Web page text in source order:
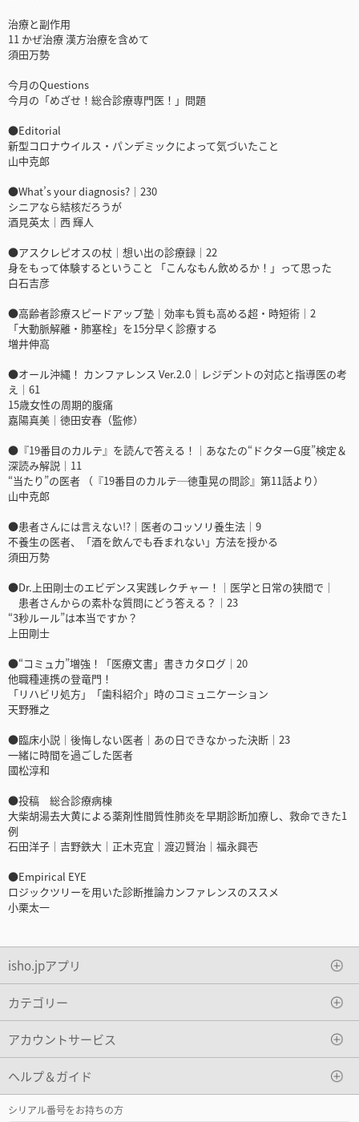
治療と副作用
11 かぜ治療 漢方治療を含めて
須田万勢
今月のQuestions
今月の「めざせ！総合診療専門医！」問題
●Editorial
新型コロナウイルス・パンデミックによって気づいたこと
山中克郎
●What’s your diagnosis?｜230
シニアなら結核だろうが
酒見英太｜西 輝人
●アスクレピオスの杖｜想い出の診療録｜22
身をもって体験するということ 「こんなもん飲めるか！」って思った
白石吉彦
●高齢者診療スピードアップ塾｜効率も質も高める超・時短術｜2
「大動脈解離・肺塞栓」を15分早く診療する
増井伸高
●オール沖縄！ カンファレンス Ver.2.0｜レジデントの対応と指導医の考
え｜61
15歳女性の周期的腹痛
嘉陽真美｜徳田安春（監修）
●『19番目のカルテ』を読んで答える！｜あなたの“ドクターG度”検定＆
深読み解説｜11
“当たり”の医者 （『19番目のカルテ─徳重晃の問診』第11話より）
山中克郎
●患者さんには言えない!?｜医者のコッソリ養生法｜9
不養生の医者、「酒を飲んでも呑まれない」方法を授かる
須田万勢
●Dr.上田剛士のエビデンス実践レクチャー！｜医学と日常の狭間で｜
患者さんからの素朴な質問にどう答える？｜23
“3秒ルール”は本当ですか？
上田剛士
●“コミュ力”増強！「医療文書」書きカタログ｜20
他職種連携の登竜門！
「リハビリ処方」「歯科紹介」時のコミュニケーション
天野雅之
●臨床小説｜後悔しない医者｜あの日できなかった決断｜23
一緒に時間を過ごした医者
國松淳和
●投稿 総合診療病棟
大柴胡湯去大黄による薬剤性間質性肺炎を早期診断加療し、救命できた1
例
石田洋子｜吉野鉄大｜正木克宜｜渡辺賢治｜福永興壱
●Empirical EYE
ロジックツリーを用いた診断推論カンファレンスのススメ
小栗太一
isho.jpアプリ
カテゴリー
アカウントサービス
ヘルプ＆ガイド
シリアル番号をお持ちの方